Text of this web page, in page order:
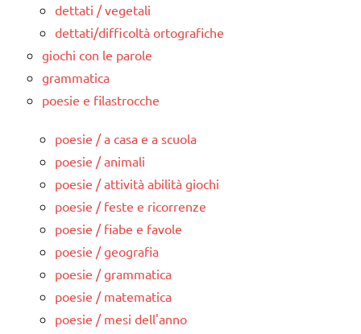
dettati / vegetali
dettati/difficoltà ortografiche
giochi con le parole
grammatica
poesie e filastrocche
poesie / a casa e a scuola
poesie / animali
poesie / attività abilità giochi
poesie / feste e ricorrenze
poesie / fiabe e favole
poesie / geografia
poesie / grammatica
poesie / matematica
poesie / mesi dell'anno